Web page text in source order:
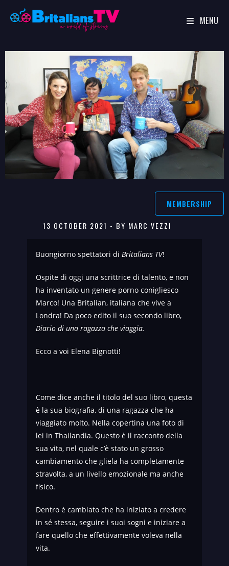
MENU
MEMBERSHIP
13 OCTOBER 2021 - BY MARC VEZZI
Buongiorno spettatori di Britalians TV!
Ospite di oggi una scrittrice di talento, e non
ha inventato un genere porno conigliesco
Marco! Una Britalian, italiana che vive a
Londra! Da poco edito il suo secondo libro,
Diario di una ragazza che viaggia.
Ecco a voi Elena Bignotti!
Come dice anche il titolo del suo libro, questa
è la sua biografia, di una ragazza che ha
viaggiato molto. Nella copertina una foto di
lei in Thailandia. Questo è il racconto della
sua vita, nel quale c’è stato un grosso
cambiamento che gliela ha completamente
stravolta, a un livello emozionale ma anche
fisico.
Dentro è cambiato che ha iniziato a credere
in sé stessa, seguire i suoi sogni e iniziare a
fare quello che effettivamente voleva nella
vita.